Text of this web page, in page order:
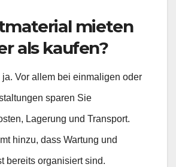
mieten
als kaufen?
ja. Vor allem bei einmaligen oder
sparen Sie
Lagerung und Transport.
hinzu, dass Wartung und
bereits organisiert sind.